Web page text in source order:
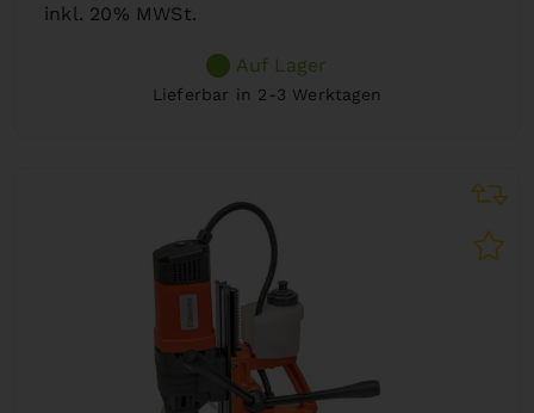
inkl. 20% MWSt.
Auf Lager
Lieferbar in 2-3 Werktagen